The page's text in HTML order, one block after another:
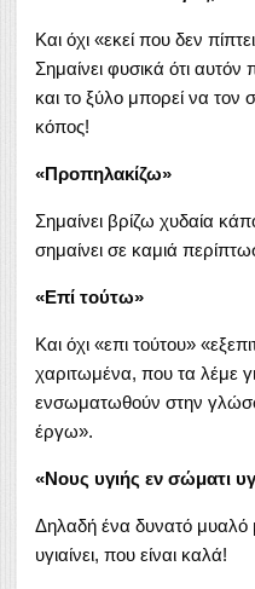
Και όχι «εκεί που δεν
Σημαίνει φυσικά ότι
και το ξύλο μπορεί να τον
κόπος!
«Προπηλακίζω»
Σημαίνει βρίζω χυδαία
σημαίνει σε καμιά
«Επί τούτω»
Και όχι «επι τούτου»
χαριτωμένα, που τα λέμε
ενσωματωθούν στην
έργω».
«Νους υγιής εν σώματι
Δηλαδή ένα δυνατό
υγιαίνει, που είναι καλά!